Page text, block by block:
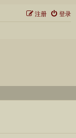
登录
注册